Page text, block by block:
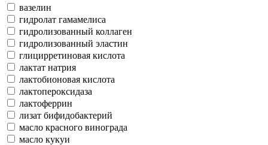
вазелин
гидролат гамамелиса
гидролизованный коллаген
гидролизованный эластин
глицирретиновая кислота
лактат натрия
лактобионовая кислота
лактопероксидаза
лактоферрин
лизат бифидобактерий
масло красного винограда
масло кукуи